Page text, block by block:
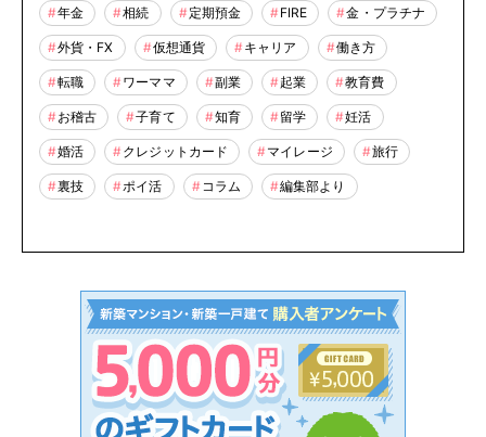
年金 相続 定期預金 FIRE 金・プラチナ
外貨・FX 仮想通貨 キャリア 働き方
転職 ワーママ 副業 起業 教育費
お稽古 子育て 知育 留学 妊活
婚活 クレジットカード マイレージ 旅行
裏技 ポイ活 コラム 編集部より